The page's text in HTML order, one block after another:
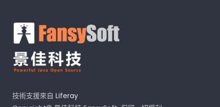
技術支援來自 Liferay